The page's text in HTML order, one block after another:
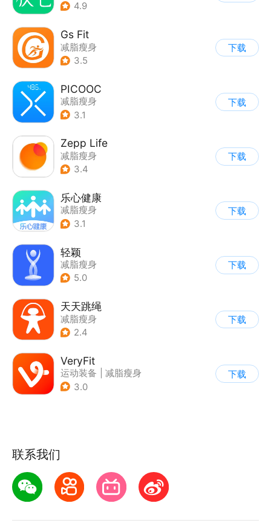
4.9
Gs Fit
减脂瘦身
3.5
下载
PICOOC
减脂瘦身
3.1
下载
Zepp Life
减脂瘦身
3.4
下载
乐心健康
减脂瘦身
3.1
下载
轻颖
减脂瘦身
5.0
下载
天天跳绳
减脂瘦身
2.4
下载
VeryFit
运动装备
减脂瘦身
3.0
下载
联系我们